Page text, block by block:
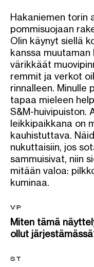
Hakaniemen torin
pommisuojaan
Olin käynyt siellä
kanssa
värikkäät
remmit ja verkot
rinnalleen. Minulle
tapaa mieleen
S&M-huivipuiston.
leikkipaikkana on
kauhistuttava.
nukuttaisiin, jos
sammuisivat, niin
mitään valoa:
kuminaa.
VP
Miten tämä
ollut
ST